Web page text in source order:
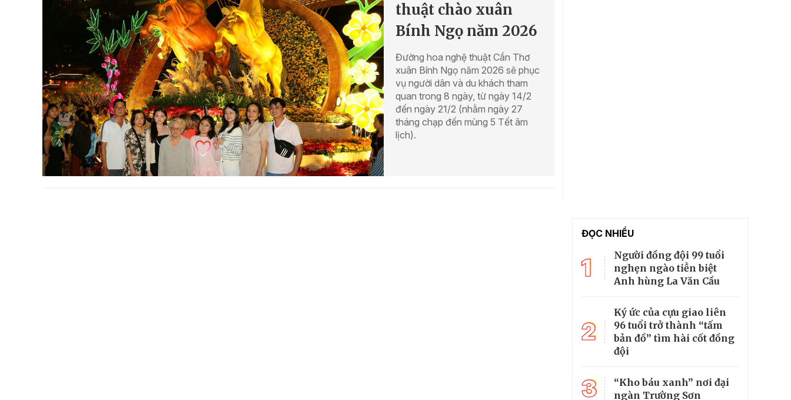
thuật chào xuân
Bính Ngọ năm 2026
Đường hoa nghệ thuật Cần Thơ
xuân Bính Ngọ năm 2026 sẽ phục
vụ người dân và du khách tham
quan trong 8 ngày, từ ngày 14/2
đến ngày 21/2 (nhằm ngày 27
tháng chạp đến mùng 5 Tết âm
lịch).
ĐỌC NHIỀU
1
Người đồng đội 99 tuổi
nghẹn ngào tiễn biệt
Anh hùng La Văn Cầu
2
Ký ức của cựu giao liên
96 tuổi trở thành “tấm
bản đồ” tìm hài cốt đồng
đội
3
“Kho báu xanh” nơi đại
ngàn Trường Sơn